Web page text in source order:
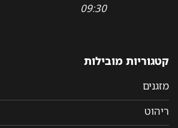
09:30
קטגוריות מובילות
מזגנים
ריהוט